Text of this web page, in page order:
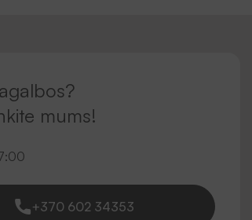
mums!
+370 602 34353